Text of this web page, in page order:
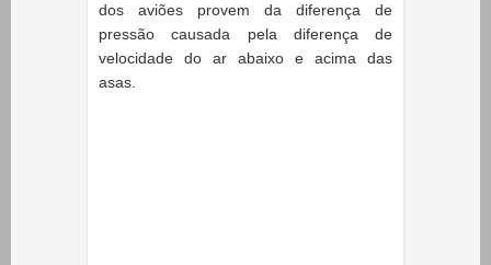
dos aviões provem da diferença de
pressão causada pela diferença de
velocidade do ar abaixo e acima das
asas.